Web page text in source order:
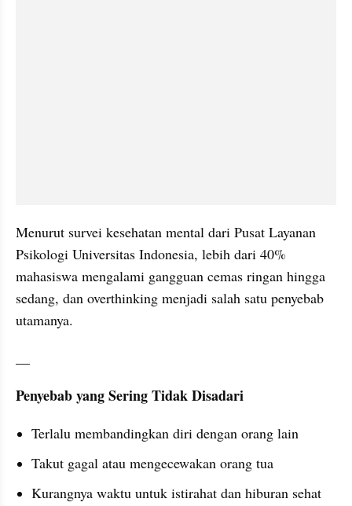
Menurut survei kesehatan mental dari Pusat Layanan
Psikologi Universitas Indonesia, lebih dari 40%
mahasiswa mengalami gangguan cemas ringan hingga
sedang, dan overthinking menjadi salah satu penyebab
utamanya.
Penyebab yang Sering Tidak Disadari
Terlalu membandingkan diri dengan orang lain
Takut gagal atau mengecewakan orang tua
Kurangnya waktu untuk istirahat dan hiburan sehat